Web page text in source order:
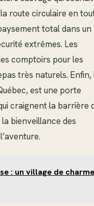
route circulaire en
total dans un
extrêmes. Les
comptoirs pour les
très naturels. Enfin,
est une porte
craignent la barrière
bienveillance des
: un village de charme